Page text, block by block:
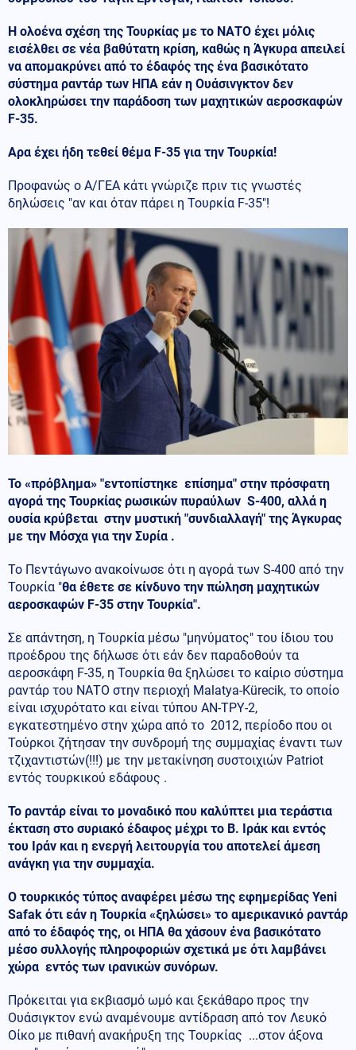
Η ολοένα σχέση της Τουρκίας με το ΝΑΤΟ έχει μόλις
εισέλθει σε νέα βαθύτατη κρίση, καθώς η Άγκυρα απειλεί
να απομακρύνει από το έδαφός της ένα βασικότατο
σύστημα ραντάρ των ΗΠΑ εάν η Ουάσινγκτον δεν
ολοκληρώσει την παράδοση των μαχητικών αεροσκαφών
F-35.
Αρα έχει ήδη τεθεί θέμα F-35 για την Τουρκία!
Προφανώς ο Α/ΓΕΑ κάτι γνώριζε πριν τις γνωστές
δηλώσεις "αν και όταν πάρει η Τουρκία F-35"!
Το «πρόβλημα» "εντοπίστηκε επίσημα" στην πρόσφατη
αγορά της Τουρκίας ρωσικών πυραύλων S-400, αλλά η
ουσία κρύβεται στην μυστική "συνδιαλλαγή" της Άγκυρας
με την Μόσχα για την Συρία .
Το Πεντάγωνο ανακοίνωσε ότι η αγορά των S-400 από την
Τουρκία "θα έθετε σε κίνδυνο την πώληση μαχητικών
αεροσκαφών F-35 στην Τουρκία".
Σε απάντηση, η Τουρκία μέσω "μηνύματος" του ίδιου του
προέδρου της δήλωσε ότι εάν δεν παραδοθούν τα
αεροσκάφη F-35, η Τουρκία θα ξηλώσει το καίριο σύστημα
ραντάρ του ΝΑΤΟ στην περιοχή Malatya-Kürecik, το οποίο
είναι ισχυρότατο και είναι τύπου AN-TPY-2,
εγκατεστημένο στην χώρα από το 2012, περίοδο που οι
Τούρκοι ζήτησαν την συνδρομή της συμμαχίας έναντι των
τζιχαντιστών(!!!) με την μετακίνηση συστοιχιών Patriot
εντός τουρκικού εδάφους .
Το ραντάρ είναι το μοναδικό που καλύπτει μια τεράστια
έκταση στο συριακό έδαφος μέχρι το Β. Ιράκ και εντός
του Ιράν και η ενεργή λειτουργία του αποτελεί άμεση
ανάγκη για την συμμαχία.
Ο τουρκικός τύπος αναφέρει μέσω της εφημερίδας Yeni
Safak ότι εάν η Τουρκία «ξηλώσει» το αμερικανικό ραντάρ
από το έδαφός της, οι ΗΠΑ θα χάσουν ένα βασικότατο
μέσο συλλογής πληροφοριών σχετικά με ότι λαμβάνει
χώρα εντός των ιρανικών συνόρων.
Πρόκειται για εκβιασμό ωμό και ξεκάθαρο προς την
Ουάσιγκτον ενώ αναμένουμε αντίδραση από τον Λευκό
Οίκο με πιθανή ανακήρυξη της Τουρκίας ...στον άξονα